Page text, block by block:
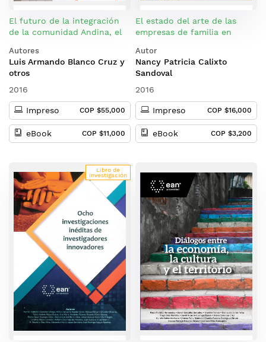
El futuro de la integración
de la comunidad Andina, el
alianza del Pacífico
Autores
Luis Armando Blanco Cruz y
otros
2016
Impreso COP $55,000
eBook COP $11,000
El estado del arte de las
empresas de familia en
Autor
Nancy Patricia Calixto
Sandoval
2016
Impreso COP $16,000
eBook COP $3,200
Libro de
investigación